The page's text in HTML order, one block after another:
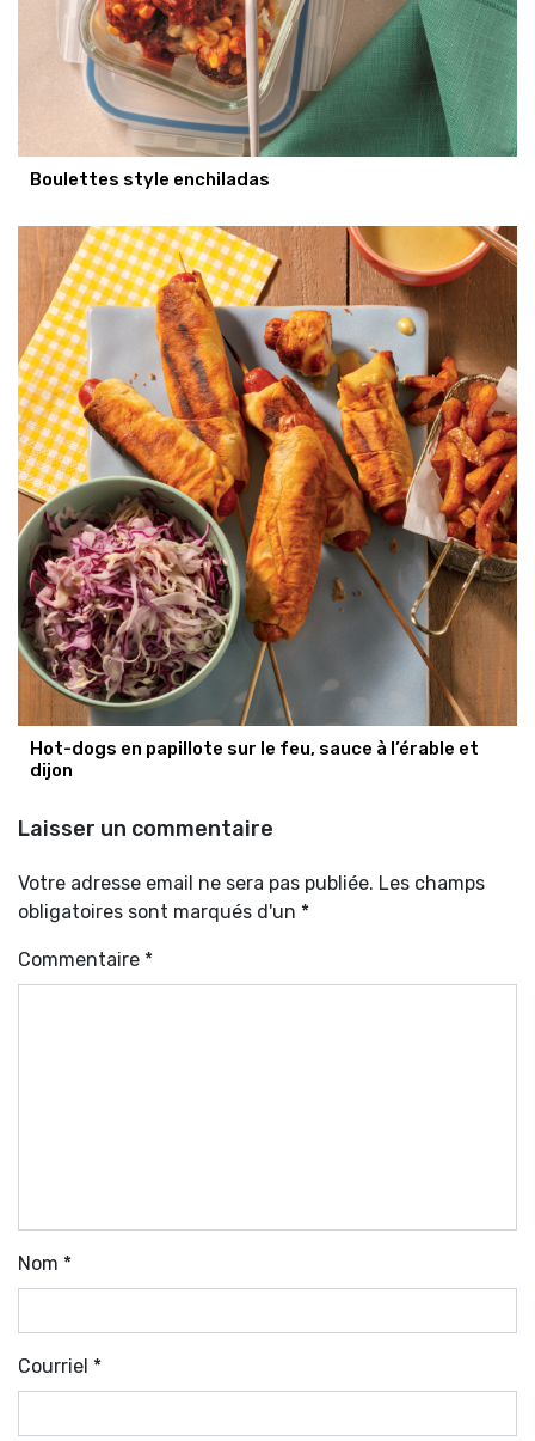
Boulettes style enchiladas
Hot-dogs en papillote sur le feu, sauce à l’érable et
dijon
Laisser un commentaire
Votre adresse email ne sera pas publiée. Les champs
obligatoires sont marqués d'un *
Commentaire *
Nom *
Courriel *